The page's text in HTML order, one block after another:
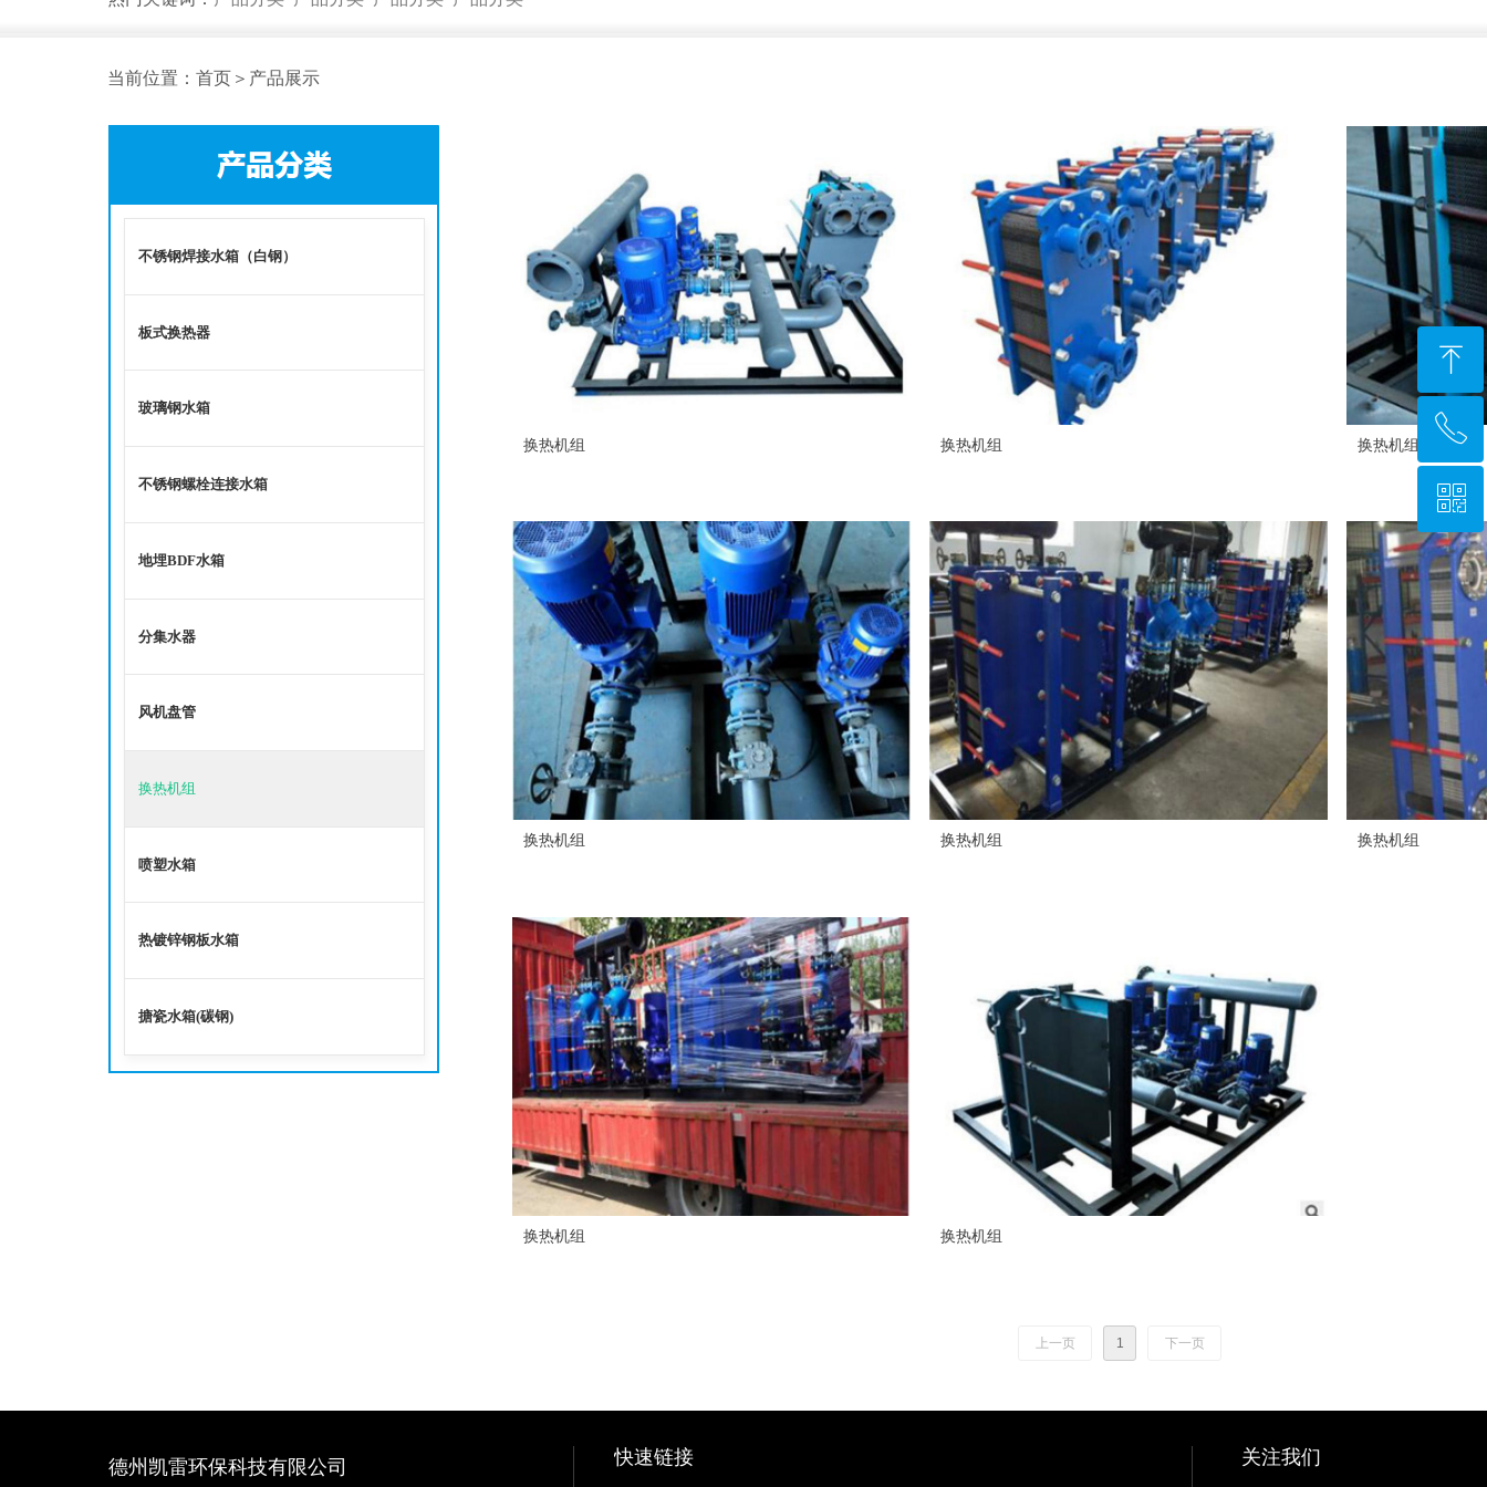
不锈钢焊接水箱（白钢）
板式换热器
玻璃钢水箱
不锈钢螺栓连接水箱
地埋BDF水箱
分集水器
风机盘管
换热机组
喷塑水箱
热镀锌钢板水箱
搪瓷水箱(碳钢)
当前位置：首页＞产品展示
换热机组 换热机组 换热机组
换热机组 换热机组 换热机组
换热机组 换热机组
上一页 1 下一页
德州凯雷环保科技有限公司 快速链接 关注我们
ꁸ
回到顶部
ꂅ
17726029325
ꀥ
微信二维码